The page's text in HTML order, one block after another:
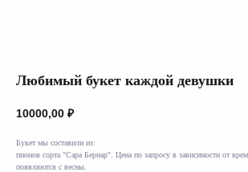
Любимый букет каждой девушки
10000,00 ₽
Букет мы составили из:
пионов сорта "Сара Бернар". Цена по запросу в зависимости от
появляются с весны.